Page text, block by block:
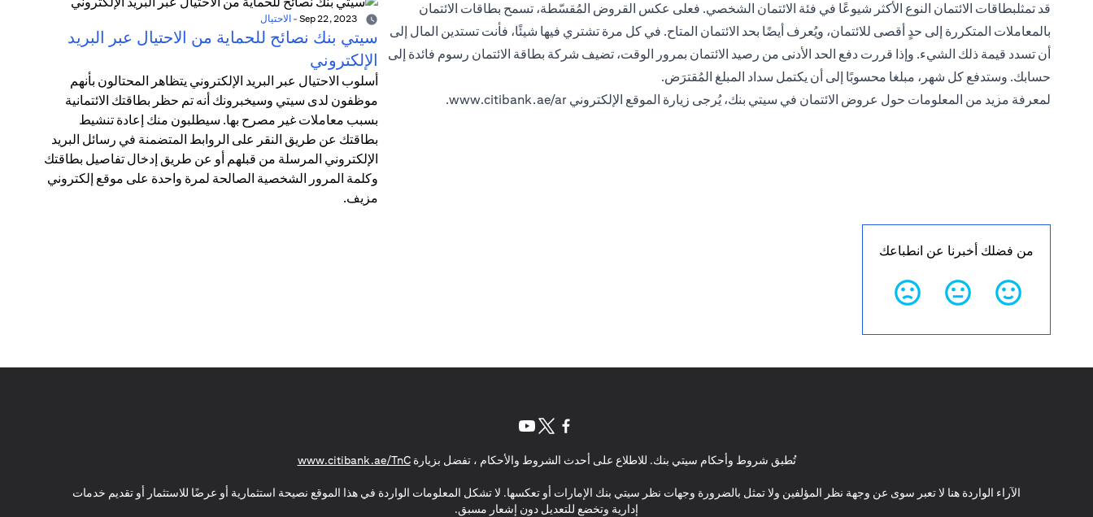
قد تمثلبطاقات الائتمان النوع الأكثر شيوعًا في فئة الائتمان الشخصي. فعلى عكس القروض المُقسّطة، تسمح بطاقات الائتمان
بالمعاملات المتكررة إلى حدٍ أقصى للائتمان، ويُعرف أيضًا بحد الائتمان المتاح. في كل مرة تشتري فيها شيئًا، فأنت تستدين المال إلى
أن تسدد قيمة ذلك الشيء. وإذا قررت دفع الحد الأدنى من رصيد الائتمان بمرور الوقت، تضيف شركة بطاقة الائتمان رسوم فائدة إلى
حسابك. وستدفع كل شهر، مبلغا محسوبًا إلى أن يكتمل سداد المبلغ المُقترَض.
لمعرفة مزيد من المعلومات حول عروض الائتمان في سيتي بنك، يُرجى زيارة الموقع الإلكتروني www.citibank.ae/ar
.
- الاحتيال
سيتي بنك نصائح للحماية من الاحتيال عبر البريد
الإلكتروني
أسلوب الاحتيال عبر البريد الإلكتروني يتظاهر المحتالون بأنهم
موظفون لدى سيتي وسيخبرونك أنه تم حظر بطاقتك الائتمانية
بسبب معاملات غير مصرح بها. سيطلبون منك إعادة تنشيط
بطاقتك عن طريق النقر على الروابط المتضمنة في رسائل البريد
الإلكتروني المرسلة من قبلهم أو عن طريق إدخال تفاصيل بطاقتك
وكلمة المرور الشخصية الصالحة لمرة واحدة على موقع إلكتروني
مزيف.
من فضلك أخبرنا عن انطباعك
تُطبق شروط وأحكام سيتي بنك. للاطلاع على أحدث الشروط والأحكام ، تفضل بزيارةwww.citibank.ae/TnC
(opens in a new tab)
الآراء الواردة هنا لا تعبر سوى عن وجهة نظر المؤلفين ولا تمثل بالضرورة وجهات نظر سيتي بنك الإمارات أو تعكسها. لا تشكل المعلومات الواردة في هذا الموقع نصيحة استثمارية أو عرضًا للاستثمار أو تقديم خدمات
إدارية وتخضع للتعديل دون إشعار مسبق.